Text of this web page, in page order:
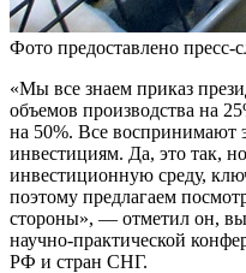
Фото предоставлено пресс-
«Мы все знаем приказ
объемов производства на
на 50%. Все воспринимают
инвестициям. Да, это так,
инвестиционную среду,
поэтому предлагаем
стороны», — отметил он,
научно-практической
РФ и стран СНГ.